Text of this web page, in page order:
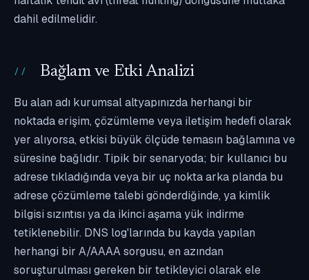
dahil edilmelidir.
Bağlam ve Etki Analizi
Bu alan adı kurumsal altyapınızda herhangi bir
noktada erişim, çözümleme veya iletişim hedefi olarak
yer alıyorsa, etkisi büyük ölçüde temasın bağlamına ve
süresine bağlıdır. Tipik bir senaryoda; bir kullanıcı bu
adrese tıkladığında veya bir uç nokta arka planda bu
adrese çözümleme talebi gönderdiğinde, ya kimlik
bilgisi sızıntısı ya da ikinci aşama yük indirme
tetiklenebilir. DNS log'larında bu kayda yapılan
herhangi bir A/AAAA sorgusu, en azından
soruşturulması gereken bir tetikleyici olarak ele